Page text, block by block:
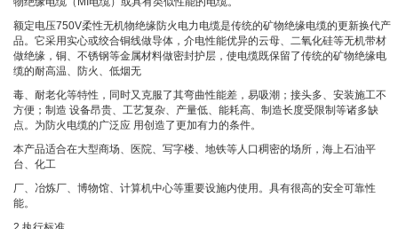
额定电压750V柔性无机物绝缘防火电力电缆是传统的矿物绝缘电缆的更新换代产
品。它采用实心或绞合铜线做导体，介电性能优异的云母、二氧化硅等无机带材
做绝缘，铜、不锈钢等金属材料做密封护层，使电缆既保留了传统的矿物绝缘电
缆的耐高温、防火、低烟无
毒、耐老化等特性，同时又克服了其弯曲性能差，易吸潮；接头多、安装施工不
方便；制造 设备昂贵、工艺复杂、产量低、能耗高、制造长度受限制等诸多缺
点。为防火电缆的广泛应 用创造了更加有力的条件。
本产品适合在大型商场、医院、写字楼、地铁等人口稠密的场所，海上石油平
台、化工
厂、冶炼厂、博物馆、计算机中心等重要设施内使用。具有很高的安全可靠性
能。